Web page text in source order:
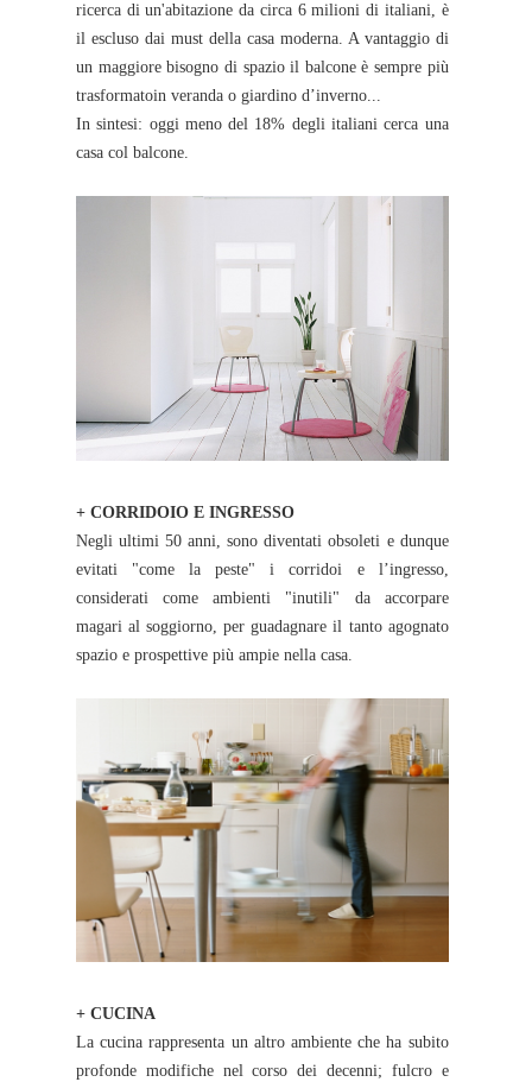
ricerca di un'abitazione da circa 6 milioni di italiani, è
il escluso dai must della casa moderna. A vantaggio di
un maggiore bisogno di spazio il balcone è sempre più
trasformatoin veranda o giardino d’inverno...
In sintesi: oggi meno del 18% degli italiani cerca una
casa col balcone.
+ CORRIDOIO E INGRESSO
Negli ultimi 50 anni, sono diventati obsoleti e dunque
evitati "come la peste" i corridoi e l’ingresso,
considerati come ambienti "inutili" da accorpare
magari al soggiorno, per guadagnare il tanto agognato
spazio e prospettive più ampie nella casa.
+ CUCINA
La cucina rappresenta un altro ambiente che ha subito
profonde modifiche nel corso dei decenni; fulcro e